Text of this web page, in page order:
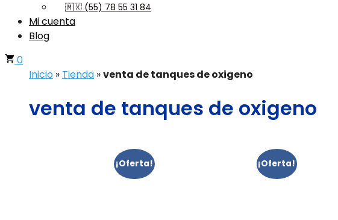
🇲🇽 (55) 78 55 31 84
Mi cuenta
Blog
0
Inicio » Tienda »venta de tanques de oxigeno
venta de tanques de oxigeno
¡Oferta! ¡Oferta!